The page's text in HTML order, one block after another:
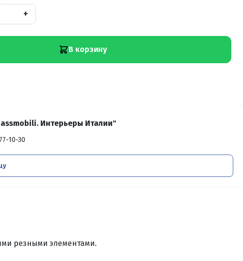
+
В корзину
Интерьеры Италии"
10-30
резными элементами.